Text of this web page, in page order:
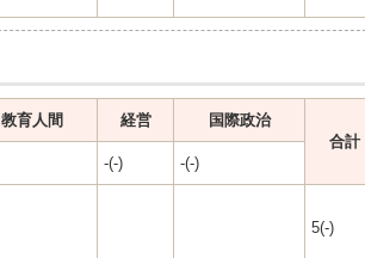
教育人間 経営
国際政治
合計
-(-) -(-)
5(-)